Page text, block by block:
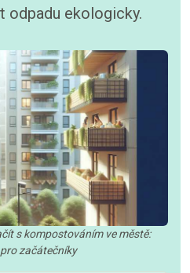
odpadu ekologicky.
s kompostováním ve městě:
začátečníky